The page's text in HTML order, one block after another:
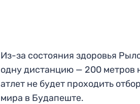
Из-за состояния здоровья
одну дистанцию — 200 метров
атлет не будет проходить
мира в Будапеште.